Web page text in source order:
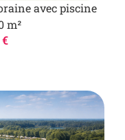
avec piscine
m²